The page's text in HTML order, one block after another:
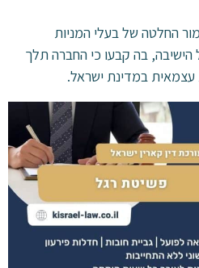
החלטה של בעלי המניות
הישיבה, בה קבעו כי החברה תלך
עצמאית במדינת ישראל.